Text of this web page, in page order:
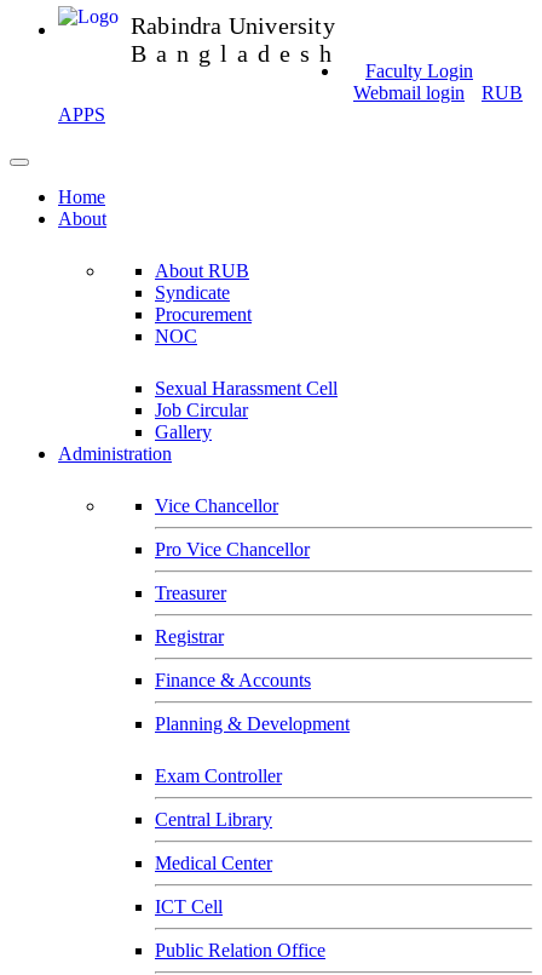
Rabindra University
Bangladesh
Faculty Login
Webmail login
RUB
APPS
Home
About
About RUB
Syndicate
Procurement
NOC
Sexual Harassment Cell
Job Circular
Gallery
Administration
Vice Chancellor
Pro Vice Chancellor
Treasurer
Registrar
Finance & Accounts
Planning & Development
Exam Controller
Central Library
Medical Center
ICT Cell
Public Relation Office